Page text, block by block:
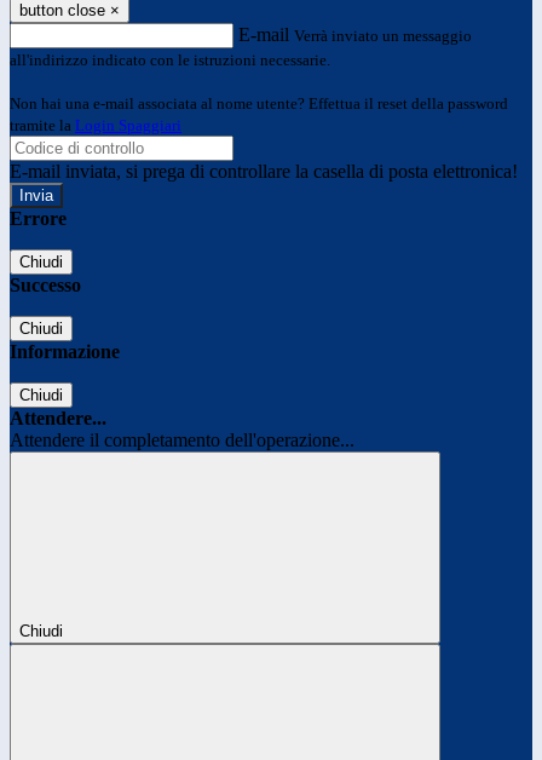
button close ×
E-mail Verrà inviato un messaggio
all'indirizzo indicato con le istruzioni necessarie.
Non hai una e-mail associata al nome utente? Effettua il reset della password
tramite la Login Spaggiari
E-mail inviata, si prega di controllare la casella di posta elettronica!
Errore
Chiudi
Successo
Chiudi
Informazione
Chiudi
Attendere...
Attendere il completamento dell'operazione...
Chiudi